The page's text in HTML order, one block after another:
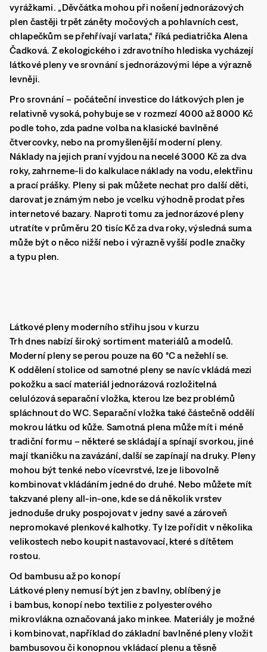
vyrážkami. „Děvčátka mohou při nošení jednorázových
plen častěji trpět záněty močových a pohlavních cest,
chlapečkům se přehřívají varlata,“ říká pediatrička Alena
Čadková. Z ekologického i zdravotního hlediska vycházejí
látkové pleny ve srovnání s jednorázovými lépe a výrazně
levněji.
Pro srovnání – počáteční investice do látkových plen je
relativně vysoká, pohybuje se v rozmezí 4000 až 8000 Kč
podle toho, zda padne volba na klasické bavlněné
čtvercovky, nebo na promyšlenější moderní pleny.
Náklady na jejich praní vyjdou na necelé 3000 Kč za dva
roky, zahrneme-li do kalkulace náklady na vodu, elektřinu
a prací prášky. Pleny si pak můžete nechat pro další děti,
darovat je známým nebo je vcelku výhodně prodat přes
internetové bazary. Naproti tomu za jednorázové pleny
utratíte v průměru 20 tisíc Kč za dva roky, výsledná suma
může být o něco nižší nebo i výrazně vyšší podle značky
a typu plen.
Látkové pleny moderního střihu jsou v kurzu
Trh dnes nabízí široký sortiment materiálů a modelů.
Moderní pleny se perou pouze na 60 °C a nežehlí se.
K oddělení stolice od samotné pleny se navíc vkládá mezi
pokožku a sací materiál jednorázová rozložitelná
celulózová separační vložka, kterou lze bez problémů
spláchnout do WC. Separační vložka také částečně oddělí
mokrou látku od kůže. Samotná plena může mít i méně
tradiční formu – některé se skládají a spínají svorkou, jiné
mají tkaničku na zavázání, další se zapínají na druky. Pleny
mohou být tenké nebo vícevrstvé, lze je libovolně
kombinovat vkládáním jedné do druhé. Nebo můžete mít
takzvané pleny all-in-one, kde se dá několik vrstev
jednoduše druky pospojovat v jedny savé a zároveň
nepromokavé plenkové kalhotky. Ty lze pořídit v několika
velikostech nebo koupit nastavovací, které s dítětem
rostou.
Od bambusu až po konopí
Látkové pleny nemusí být jen z bavlny, oblíbený je
i bambus, konopí nebo textilie z polyesterového
mikrovlákna označovaná jako minkee. Materiály je možné
i kombinovat, například do základní bavlněné pleny vložit
bambusovou či konopnou vkládací plenu a těsně